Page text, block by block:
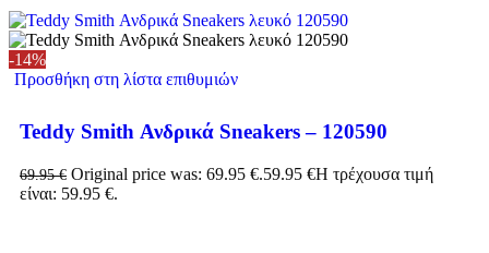
-14%
Προσθήκη στη λίστα επιθυμιών
Teddy Smith Ανδρικά Sneakers – 120590
69.95€ Original price was: 69.95 €.59.95 €Η τρέχουσα τιμή
είναι: 59.95 €.